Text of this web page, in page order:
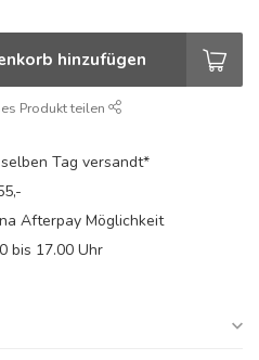
hinzufügen
Produkt teilen
Tag versandt*
Afterpay Möglichkeit
bis 17.00 Uhr